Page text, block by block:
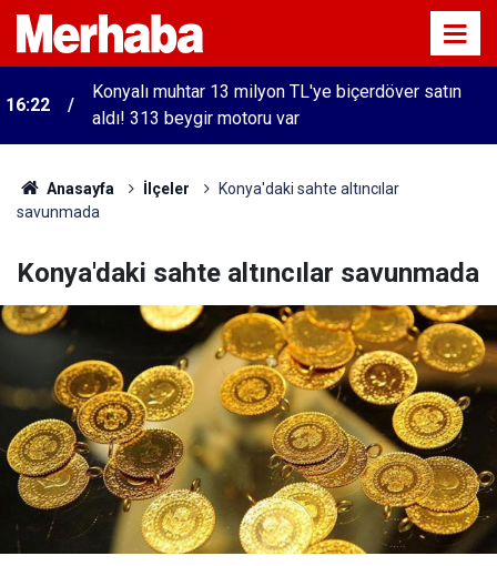
16:22
Konyalı muhtar 13 milyon TL'ye biçerdöver satın
aldı! 313 beygir motoru var
Anasayfa İlçeler
Konya'daki sahte altıncılar
savunmada
Konya'daki sahte altıncılar savunmada